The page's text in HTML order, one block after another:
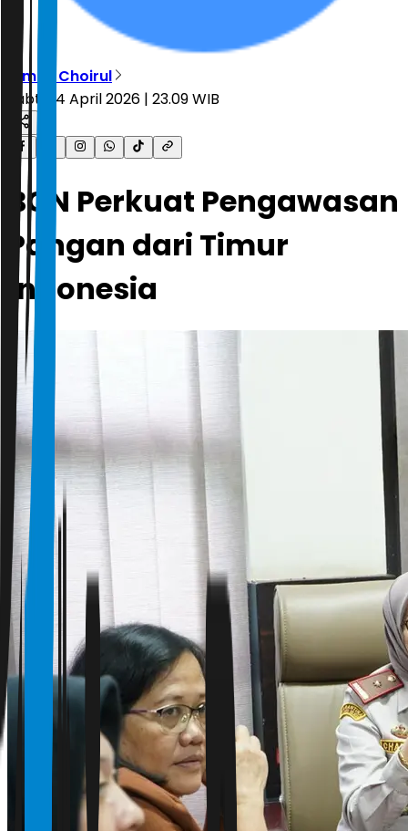
Dimas Choirul
Sabtu, 4 April 2026 | 23.09 WIB
BGN Perkuat Pengawasan
Pangan dari Timur
Indonesia